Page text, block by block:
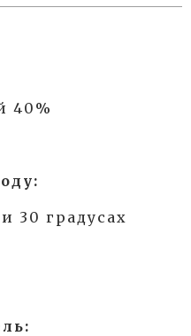
40%
30 градусах